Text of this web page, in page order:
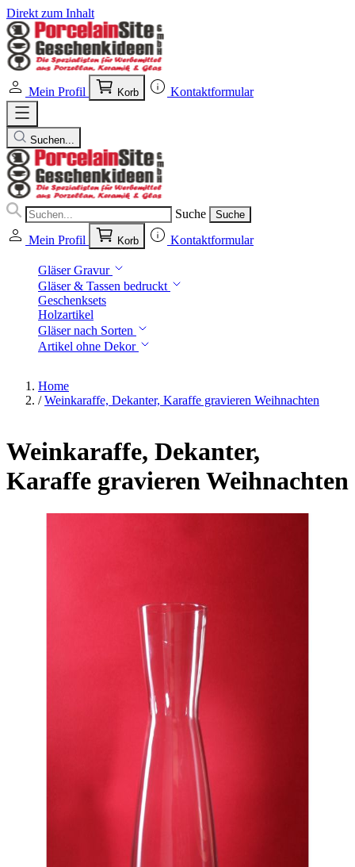
Direkt zum Inhalt
Mein Profil Korb Kontaktformular
Suchen...
Suche Suche
Mein Profil Korb Kontaktformular
Gläser Gravur
Gläser & Tassen bedruckt
Geschenksets
Holzartikel
Gläser nach Sorten
Artikel ohne Dekor
Home
/ Weinkaraffe, Dekanter, Karaffe gravieren Weihnachten
Weinkaraffe, Dekanter,
Karaffe gravieren Weihnachten